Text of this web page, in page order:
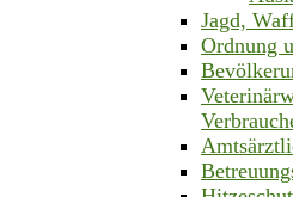
Jagd,
Ordnung